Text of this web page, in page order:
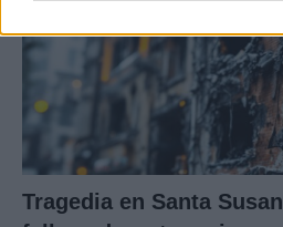
Tragedia en Santa